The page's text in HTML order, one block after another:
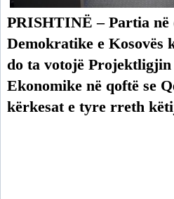
PRISHTINË – Partia në
Demokratike e Kosovës
do ta votojë
Ekonomike në qoftë se
kërkesat e tyre rreth